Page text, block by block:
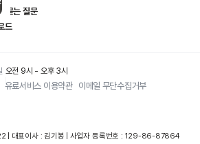
오전 9시 - 오후 3시
묻는 질문
드
유료서비스 이용약관 이메일 무단수집거부
| 대표이사 : 김기봉 | 사업자 등록번호 : 129-86-87864